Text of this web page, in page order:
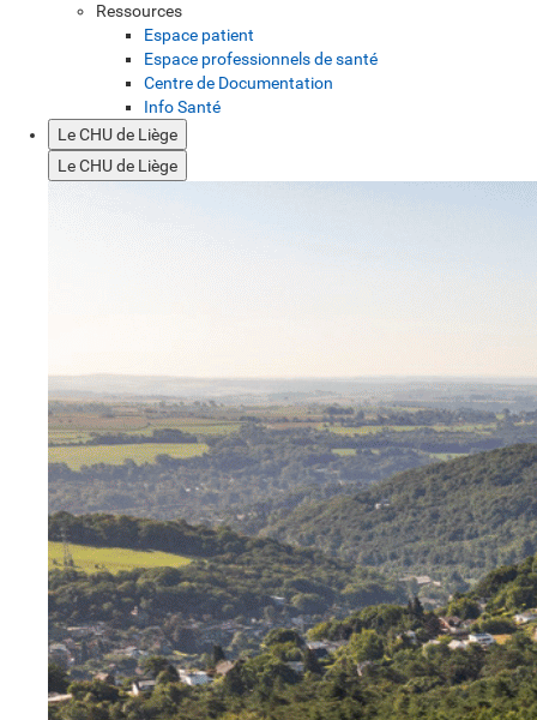
Ressources
Espace patient
Espace professionnels de santé
Centre de Documentation
Info Santé
Le CHU de Liège
Le CHU de Liège